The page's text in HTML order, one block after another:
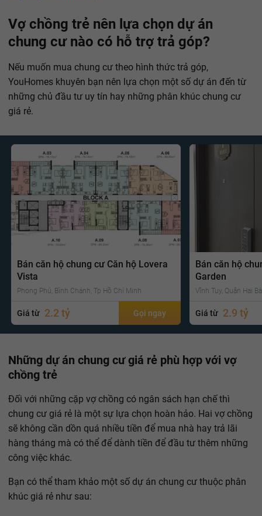
Vợ chồng trẻ nên lựa chọn dự án
chung cư nào có hỗ trợ trả góp?
Nếu muốn mua chung cư theo hình thức trả góp,
YouHomes khuyên bạn nên lựa chọn một số dự án đến từ
những chủ đầu tư uy tín hay những phân khúc chung cư
giá rẻ.
Bán căn hộ chung cư Căn hộ Lovera
Vista
Phong Phú, Bình Chánh, Tp Hồ Chí Minh
Giá từ 2.2 tỷ Gọi ngay
Bán căn hộ
Garden
Vĩnh Tuy, Quận Hai
Giá từ 2.9 tỷ
Những dự án chung cư giá rẻ phù hợp với vợ
chồng trẻ
Đối với những cặp vợ chồng có ngân sách hạn chế thì
chung cư giá rẻ là một sự lựa chọn hoàn hảo. Hai vợ chồng
sẽ không cần dồn quá nhiều tiền để mua nhà hay trả lãi
hàng tháng mà có thể để dành tiền để đầu tư thêm những
công việc khác.
Bạn có thể tham khảo một số dự án chung cư thuộc phân
khúc giá rẻ như sau: